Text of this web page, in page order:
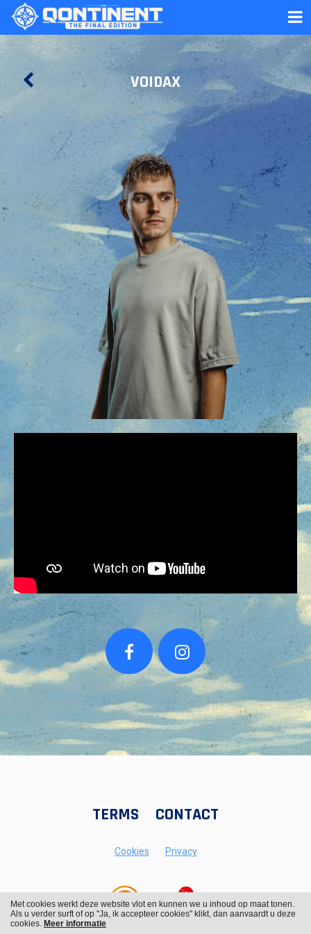
VOIDAX
TERMS CONTACT
Cookies Privacy
Met cookies werkt deze website vlot en kunnen we u inhoud op maat tonen.
Als u verder surft of op "Ja, ik accepteer cookies" klikt, dan aanvaardt u deze
cookies. Meer informatie